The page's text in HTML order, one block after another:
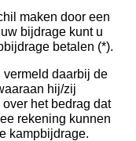
maken door een
bijdrage kunt u
betalen (*).
vermeld daarbij de
hij/zij
het bedrag dat
rekening kunnen
kampbijdrage.